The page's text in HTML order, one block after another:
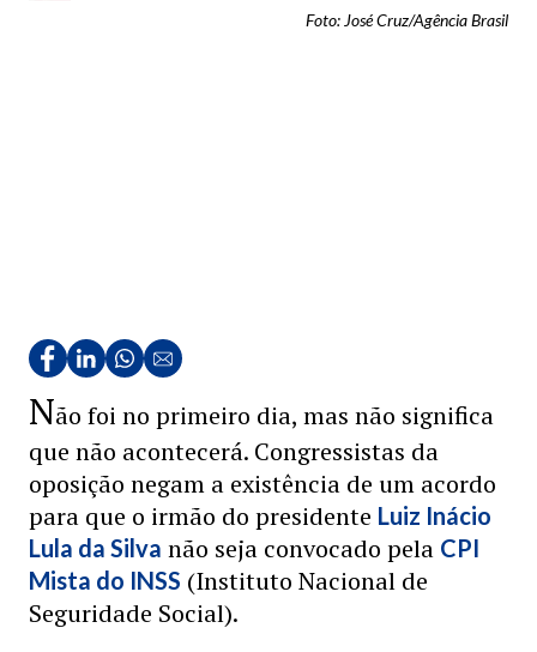
Foto: José Cruz/Agência Brasil
Não foi no primeiro dia, mas não significa
que não acontecerá. Congressistas da
oposição negam a existência de um acordo
para que o irmão do presidente Luiz Inácio
Lula da Silva não seja convocado pela CPI
Mista do INSS (Instituto Nacional de
Seguridade Social).